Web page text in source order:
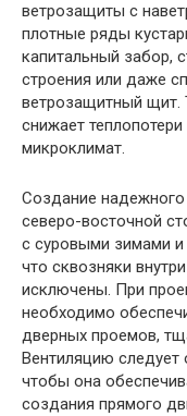
ветрозащиты с
плотные ряды
капитальный забор,
строения или даже
ветрозащитный щит.
снижает
микроклимат.
Создание надежного
северо-восточной
с суровыми зимами
что сквозняки
исключены. При
необходимо
дверных проемов,
Вентиляцию следует
чтобы она
создания прямого